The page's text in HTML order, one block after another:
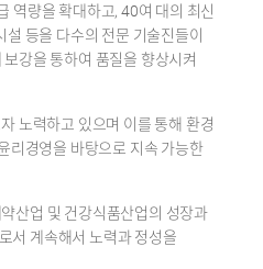
역량을 확대하고, 40여 대의 최신
등을 다수의 전문 기술진들이
강을 통하여 품질을 향상시켜
노력하고 있으며 이를 통해 환경
리경영을 바탕으로 지속 가능한
산업 및 건강식품산업의 성장과
서 계속해서 노력과 정성을